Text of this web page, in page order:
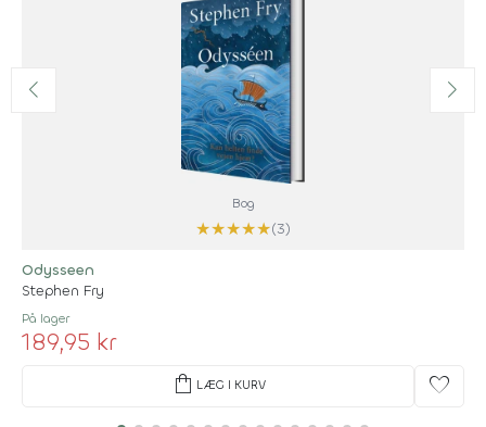
Bog
★★★★★(3)
Odysseen
Stephen Fry
På lager
189,95 kr
shopping_bag LÆG I KURV favorite